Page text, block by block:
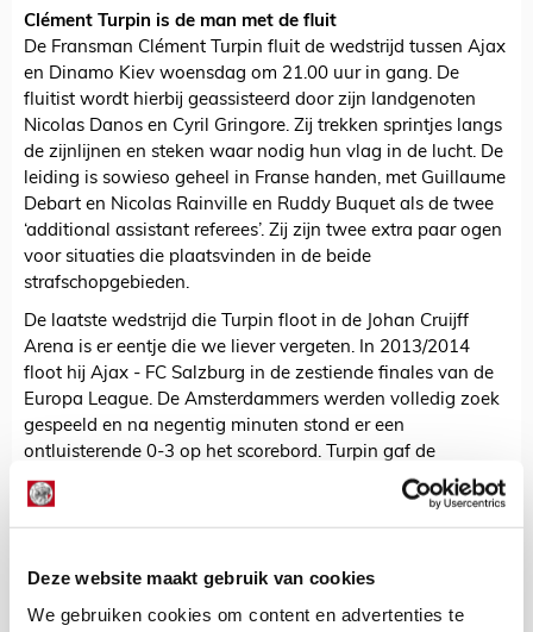
Deze website maakt gebruik van cookies
We gebruiken cookies om content en advertenties te
Clément Turpin is de man met de fluit
De Fransman Clément Turpin fluit de wedstrijd tussen Ajax
en Dinamo Kiev woensdag om 21.00 uur in gang. De
fluitist wordt hierbij geassisteerd door zijn landgenoten
Nicolas Danos en Cyril Gringore. Zij trekken sprintjes langs
de zijnlijnen en steken waar nodig hun vlag in de lucht. De
leiding is sowieso geheel in Franse handen, met Guillaume
Debart en Nicolas Rainville en Ruddy Buquet als de twee
‘additional assistant referees’. Zij zijn twee extra paar ogen
voor situaties die plaatsvinden in de beide
strafschopgebieden.
De laatste wedstrijd die Turpin floot in de Johan Cruijff
Arena is er eentje die we liever vergeten. In 2013/2014
floot hij Ajax - FC Salzburg in de zestiende finales van de
Europa League. De Amsterdammers werden volledig zoek
gespeeld en na negentig minuten stond er een
ontluisterende 0-3 op het scorebord. Turpin gaf de
bezoekers destijds een strafschop en trok in totaal vijf gele
kaarten.
De Redactie
Bekijk alle berichten van De Redactie